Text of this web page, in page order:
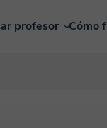
profesor Cómo